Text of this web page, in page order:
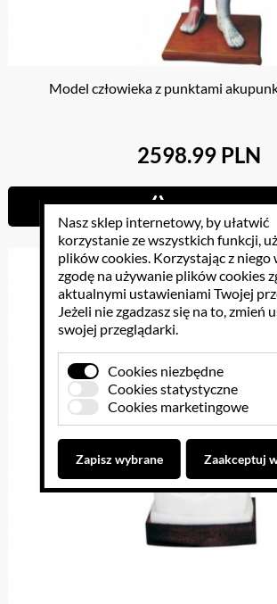
Model człowieka z punktami
2598.99 PLN
Do koszyka
Nasz sklep internetowy, by ułatwić
korzystanie ze wszystkich funkcji,
plików cookies. Korzystając z niego
zgodę na używanie plików cookies
aktualnymi ustawieniami Twojej
Jeżeli nie zgadzasz się na to, zmień
swojej przeglądarki.
Cookies niezbędne
Cookies statystyczne
Cookies marketingowe
Zapisz wybrane Zaakceptuj